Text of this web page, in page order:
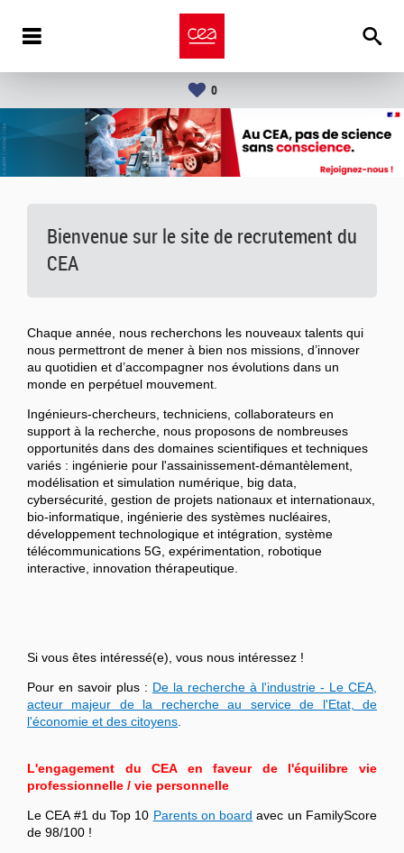
0
Bienvenue sur le site de recrutement du
CEA
Chaque année, nous recherchons les nouveaux talents qui
nous permettront de mener à bien nos missions, d’innover
au quotidien et d’accompagner nos évolutions dans un
monde en perpétuel mouvement.
Ingénieurs-chercheurs, techniciens, collaborateurs en
support à la recherche, nous proposons de nombreuses
opportunités dans des domaines scientifiques et techniques
variés : ingénierie pour l'assainissement-démantèlement,
modélisation et simulation numérique, big data,
cybersécurité, gestion de projets nationaux et internationaux,
bio-informatique, ingénierie des systèmes nucléaires,
développement technologique et intégration, système
télécommunications 5G, expérimentation, robotique
interactive, innovation thérapeutique.
Si vous êtes intéressé(e), vous nous intéressez !
Pour en savoir plus : De la recherche à l'industrie - Le CEA,
acteur majeur de la recherche au service de l'Etat, de
l'économie et des citoyens
L'engagement du CEA en faveur de l'équilibre vie
professionnelle / vie personnelle
Le CEA #1 du Top 10 Parents on board avec un FamilyScore
de 98/100 !